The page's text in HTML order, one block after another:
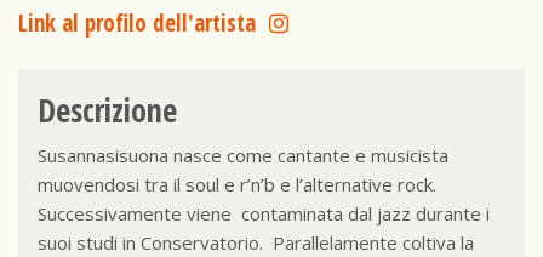
Link al profilo dell'artista
Descrizione
Susannasisuona nasce come cantante e musicista
muovendosi tra il soul e r’n’b e l’alternative rock.
Successivamente viene contaminata dal jazz durante i
suoi studi in Conservatorio. Parallelamente coltiva la